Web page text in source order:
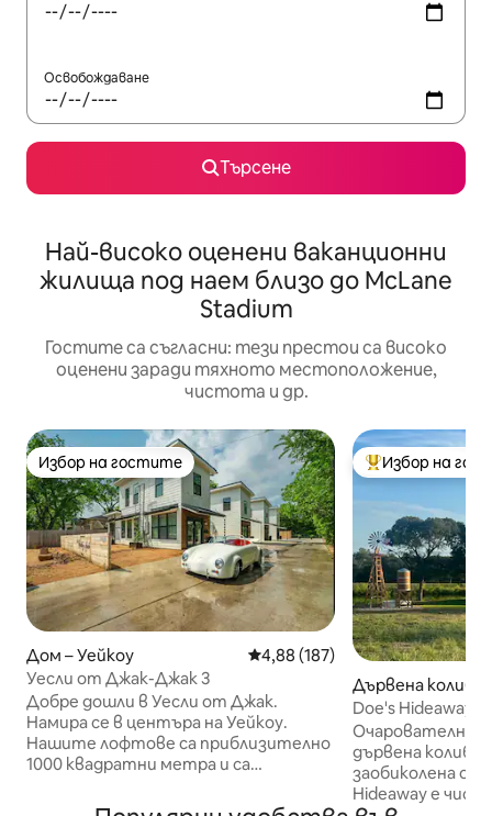
Освобождаване
Търсене
Най-високо оценени ваканционни
жилища под наем близо до McLane
Stadium
Гостите са съгласни: тези престои са високо
оценени заради тяхното местоположение,
чистота и др.
Избор на гостите
Избор на гостите
Дом – Уейкоу Средна оценка: 4,88 от 5,
4,88 (187)
Уесли от Джак-Джак 3
Добре дошли в Уесли от Джак.
Намира се в центъра на Уейкоу.
Нашите лофтове са приблизително
1000 квадратни метра и са
които търсят кратка почивка в
Най-популярен
Избор на
Дървена колиба
Doe's Hideaway
провинцията,
е на първо
Очарователна
дървена колиба
заобиколена от
Hideaway е чисто нова сграда, която